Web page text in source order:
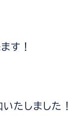
す！
いたしました！